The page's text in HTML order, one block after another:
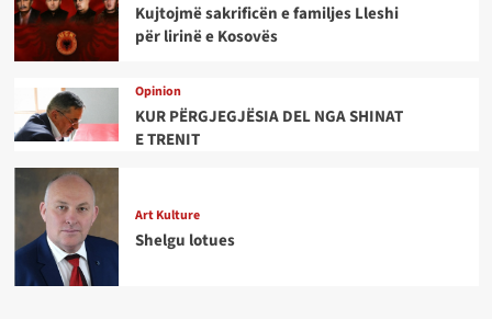
Kujtojmë sakrificën e familjes Lleshi
për lirinë e Kosovës
Opinion
KUR PËRGJEGJËSIA DEL NGA SHINAT
E TRENIT
Art Kulture
Shelgu lotues